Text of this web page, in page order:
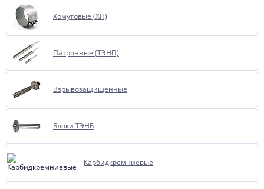
Хомутовые (ХН)
Патронные (ТЭНП)
Взрывозащищенные
Блоки ТЭНБ
Карбидкремниевые